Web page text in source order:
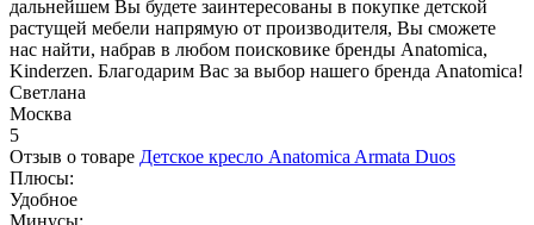
дальнейшем Вы будете заинтересованы в покупке детской
растущей мебели напрямую от производителя, Вы сможете
нас найти, набрав в любом поисковике бренды Anatomica,
Kinderzen. Благодарим Вас за выбор нашего бренда Anatomica!
Светлана
Москва
5
Отзыв о товаре Детское кресло Anatomica Armata Duos
Плюсы:
Удобное
Минусы: